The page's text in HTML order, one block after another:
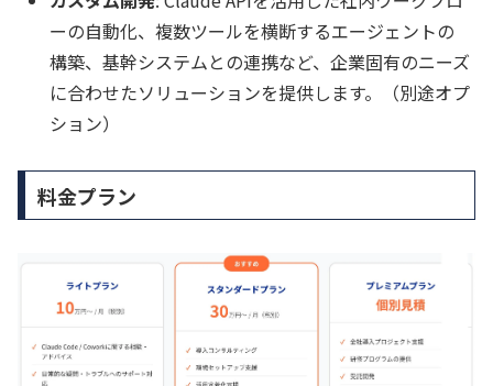
ーの自動化、複数ツールを横断するエージェントの
構築、基幹システムとの連携など、企業固有のニーズ
に合わせたソリューションを提供します。（別途オプ
ション）
料金プラン